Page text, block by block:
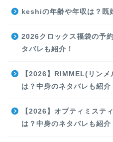
keshiの年齢や年収は？既
2026クロックス福袋の予
タバレも紹介！
【2026】RIMMEL(リンメ
は？中身のネタバレも紹介
【2026】オプティミステ
は？中身のネタバレも紹介